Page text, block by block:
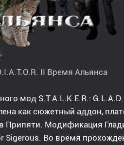
II Время Альянса
мод S.T.A.L.K.E.R.:
как сюжетный аддон,
Припяти. Модификация
Sigerous. Во время